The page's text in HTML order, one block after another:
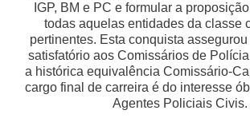
IGP, BM e PC e formular a
todas aquelas entidades da classe
pertinentes. Esta conquista
satisfatório aos Comissários de
a histórica equivalência Comissário-
cargo final de carreira é do interesse
Agentes Policiais Civis.